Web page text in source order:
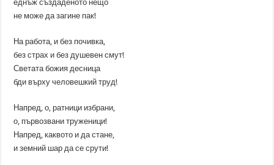
еднъж създаденото нещо
не може да загине пак!
На работа, и без почивка,
без страх и без душевен смут!
Светата божия десница
бди върху человешкий труд!
Напред, о, ратници избрани,
о, първозвани труженици!
Напред, каквото и да стане,
и земний шар да се срути!